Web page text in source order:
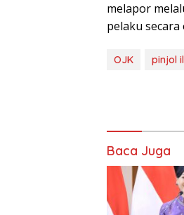
melapor
pelaku secara
OJK pinjol
Baca Juga